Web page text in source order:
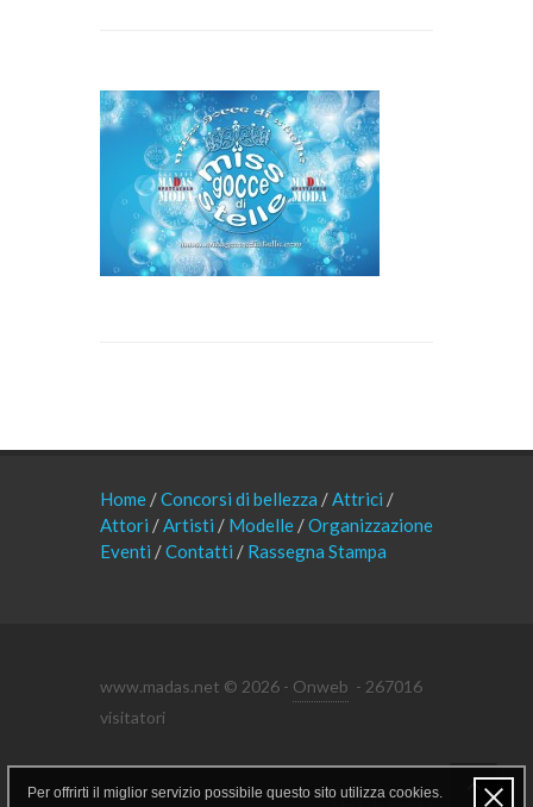
Home /Concorsi di bellezza /Attrici /
Attori /Artisti / Modelle /Organizzazione
Eventi /Contatti / Rassegna Stampa
www.madas.net © 2026 - Onweb - 267016
visitatori
Per offrirti il miglior servizio possibile questo sito utilizza cookies.